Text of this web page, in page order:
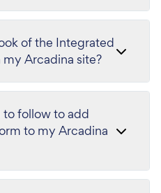
of the Integrated
Arcadina site?
follow to add
to my Arcadina